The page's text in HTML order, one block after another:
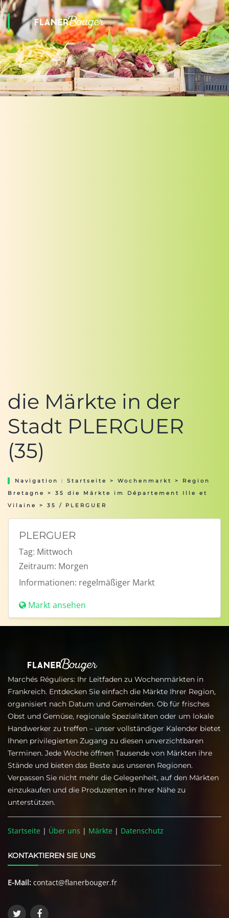
die Märkte in der
Stadt PLERGUER
(35)
Navigation : Startseite > Wochenmarkt > Region
Bretagne
> 35 die Märkte im Département Ille et
Vilaine
> 35 / PLERGUER
PLERGUER
Tag: Mittwoch
Zeitraum: Morgen
Informationen: regelmäßiger Markt
Markt ansehen
Marchés Réguliers: Ihr Leitfaden zu Wochenmärkten in
Frankreich. Entdecken Sie einfach die Märkte Ihrer Region,
organisiert nach Datum und Gemeinden. Ob für frisches
Obst und Gemüse, regionale Spezialitäten oder um lokale
Handwerker zu treffen – unser vollständiger Kalender bietet
Ihnen privilegierten Zugang zu diesen unverzichtbaren
Terminen. Jede Woche öffnen Tausende von Märkten ihre
Stände und bieten das Beste aus unseren Regionen.
Verpassen Sie nicht mehr die Gelegenheit, auf den Märkten
einzukaufen und die Produzenten in Ihrer Nähe zu
unterstützen.
Startseite | Über uns | Märkte | Datenschutz
KONTAKTIEREN SIE UNS
E-Mail: contact@flanerbouger.fr